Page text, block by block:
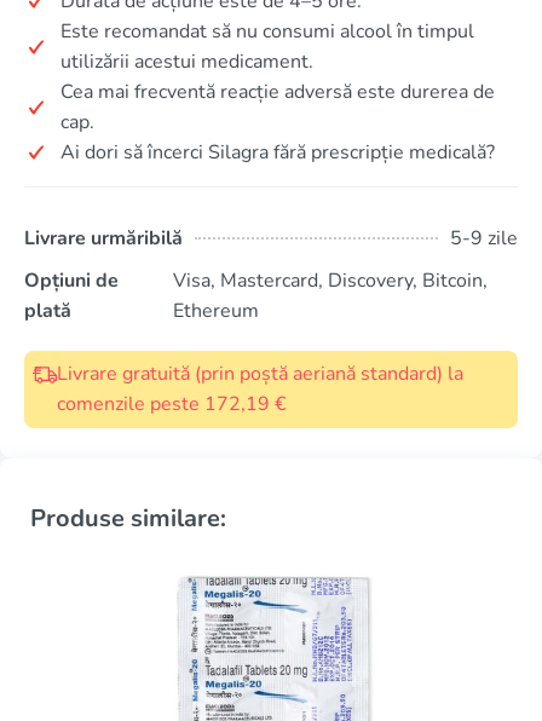
Este recomandat să nu consumi alcool în timpul
utilizării acestui medicament.
Cea mai frecventă reacție adversă este durerea de
cap.
Ai dori să încerci Silagra fără prescripție medicală?
Livrare urmăribilă
5-9 zile
Opțiuni de
plată
Visa, Mastercard, Discovery, Bitcoin,
Ethereum
Livrare gratuită (prin poștă aeriană standard) la
comenzile peste 172,19 €
Produse similare: